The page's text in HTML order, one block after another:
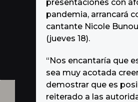
presentaciones con
pandemia, arrancará
cantante Nicole
(jueves 18).
“Nos encantaría que
sea muy acotada
demostrar que es
reiterado a las